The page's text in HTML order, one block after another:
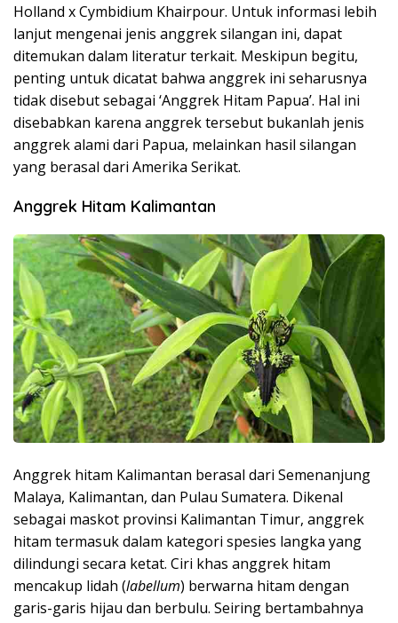
Holland x Cymbidium Khairpour. Untuk informasi lebih
lanjut mengenai jenis anggrek silangan ini, dapat
ditemukan dalam literatur terkait. Meskipun begitu,
penting untuk dicatat bahwa anggrek ini seharusnya
tidak disebut sebagai ‘Anggrek Hitam Papua’. Hal ini
disebabkan karena anggrek tersebut bukanlah jenis
anggrek alami dari Papua, melainkan hasil silangan
yang berasal dari Amerika Serikat.
Anggrek Hitam Kalimantan
Anggrek hitam Kalimantan berasal dari Semenanjung
Malaya, Kalimantan, dan Pulau Sumatera. Dikenal
sebagai maskot provinsi Kalimantan Timur, anggrek
hitam termasuk dalam kategori spesies langka yang
dilindungi secara ketat. Ciri khas anggrek hitam
mencakup lidah (labellum) berwarna hitam dengan
garis-garis hijau dan berbulu. Seiring bertambahnya